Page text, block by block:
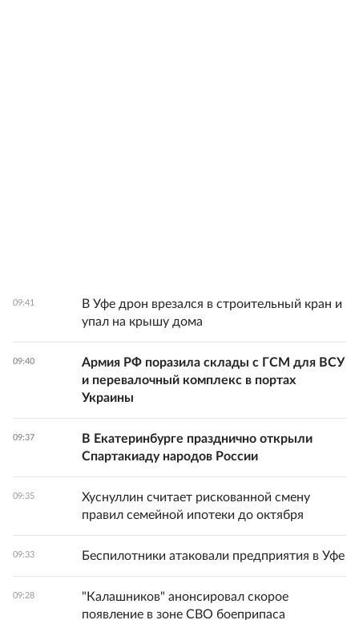
09:41
В Уфе дрон врезался в строительный кран и
упал на крышу дома
09:40
Армия РФ поразила склады с ГСМ для ВСУ
и перевалочный комплекс в портах
Украины
09:37
В Екатеринбурге празднично открыли
Спартакиаду народов России
09:35
Хуснуллин считает рискованной смену
правил семейной ипотеки до октября
09:33 Беспилотники атаковали предприятия в Уфе
09:28
"Калашников" анонсировал скорое
появление в зоне СВО боеприпаса